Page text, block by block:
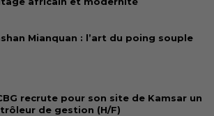
Mianquan : l’art du poing souple
recrute pour son site de Kamsar un
de gestion (H/F)